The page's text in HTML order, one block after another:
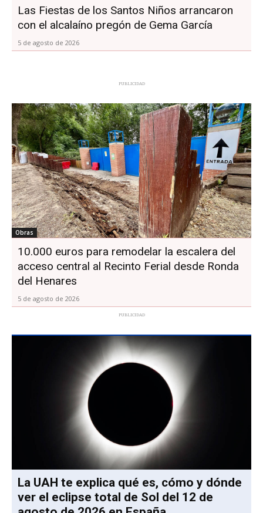
Las Fiestas de los Santos Niños arrancaron
con el alcalaíno pregón de Gema García
5 de agosto de 2026
PUBLICIDAD
Obras
10.000 euros para remodelar la escalera del
acceso central al Recinto Ferial desde Ronda
del Henares
5 de agosto de 2026
PUBLICIDAD
La UAH te explica qué es, cómo y dónde
ver el eclipse total de Sol del 12 de